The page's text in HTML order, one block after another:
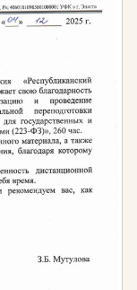
и итоговой
о повышении
получение
ландшафтного
ФИС ФРДО.
— как